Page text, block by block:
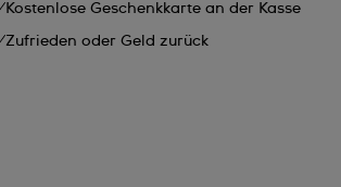
Kostenlose Geschenkkarte an der Kasse
Zufrieden oder Geld zurück